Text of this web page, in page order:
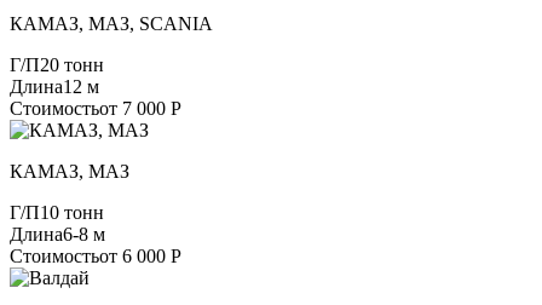
КАМАЗ, МАЗ, SCANIA
Г/П20 тонн
Длина12 м
Стоимостьот 7 000 Р
КАМАЗ, МАЗ
Г/П10 тонн
Длина6-8 м
Стоимостьот 6 000 Р